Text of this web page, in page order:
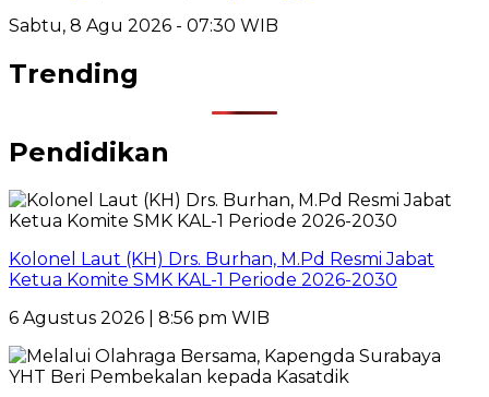
Sabtu, 8 Agu 2026 - 07:30 WIB
Trending
Pendidikan
Kolonel Laut (KH) Drs. Burhan, M.Pd Resmi Jabat
Ketua Komite SMK KAL-1 Periode 2026-2030
6 Agustus 2026 | 8:56 pm WIB